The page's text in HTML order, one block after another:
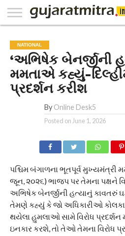
PAPER
NATIONAL
WORLD
BUSINESS
SPORTS
GUJARAT
OPINION
MORE
NATIONAL
‘અભિષેક બેનર્જીની
મમતાએ કહ્યું-
પ્રદર્શન કરીશ
By Online Desk5
Posted on June 1, 2026
પશ્ચિમ બંગાળના ભૂતપૂર્વ મુખ્યમંત્રી
જૂન, ૨૦૨૬) ભાજપ પર તેમના પક્ષને
અભિષેક બેનર્જીની હત્યાનું કાવતરું
તેમણે કહ્યું કે જો અધિકારીઓ
થયેલા હુમલાઓ સામે વિરોધ પ્રદર્શન
ઇનકાર કરશે, તો તેઓ તેમના વિરોધ